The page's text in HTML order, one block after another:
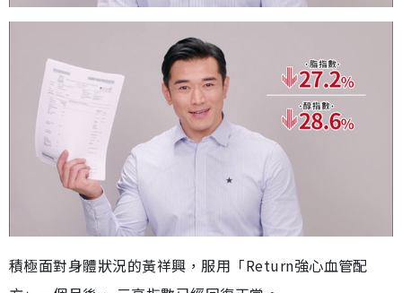
積極面對身體狀況的黃祥興，服用「Return強心血管配